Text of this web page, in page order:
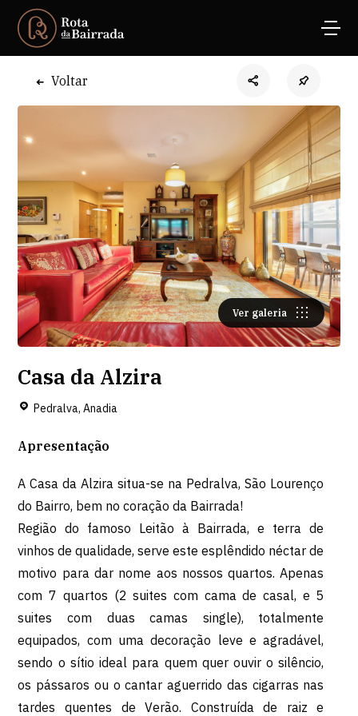
Voltar
Ver galeria
Casa da Alzira
Pedralva, Anadia
Apresentação
A Casa da Alzira situa-se na Pedralva, São Lourenço
do Bairro, bem no coração da Bairrada!
Região do famoso Leitão à Bairrada, e terra de
vinhos de qualidade, serve este esplêndido néctar de
motivo para dar nome aos nossos quartos. Apenas
com 7 quartos (2 suites com cama de casal, e 5
suites com duas camas single), totalmente
equipados, com uma decoração leve e agradável,
sendo o sítio ideal para quem quer ouvir o silêncio,
os pássaros ou o cantar aguerrido das cigarras nas
tardes quentes de Verão. Construída de raiz e